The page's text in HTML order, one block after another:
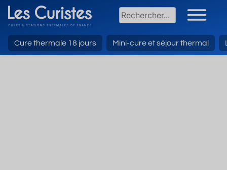
Cure thermale 18 jours Mini-cure et séjour thermal